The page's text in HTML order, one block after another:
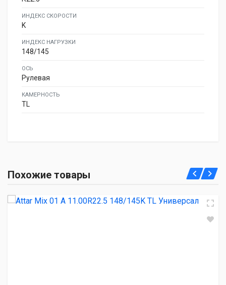
ИНДЕКС СКОРОСТИ
K
ИНДЕКС НАГРУЗКИ
148/145
ОСЬ
Рулевая
КАМЕРНОСТЬ
TL
Похожие товары